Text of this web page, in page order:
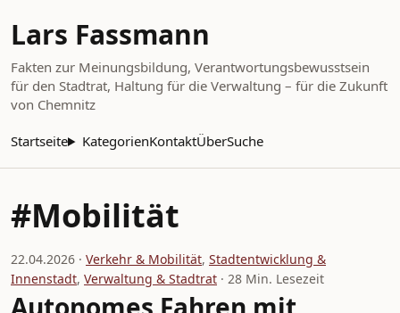
Lars Fassmann
Fakten zur Meinungsbildung, Verantwortungsbewusstsein
für den Stadtrat, Haltung für die Verwaltung – für die Zukunft
von Chemnitz
Startseite KategorienKontaktÜberSuche
#Mobilität
22.04.2026 · Verkehr & Mobilität, Stadtentwicklung &
Innenstadt, Verwaltung & Stadtrat · 28 Min. Lesezeit